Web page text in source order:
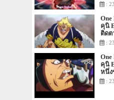
:
คุนิ
ติดต
:
คุนิ
หนึ่ง
: